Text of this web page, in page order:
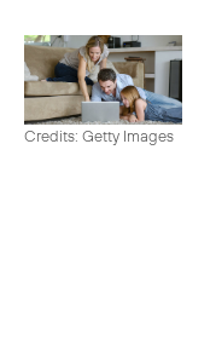
Credits: Getty Images